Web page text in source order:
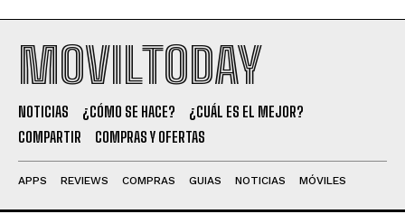
MOVILTODAY
NOTICIAS ¿CÓMO SE HACE?
¿CUÁL ES EL MEJOR?
COMPARTIR
COMPRAS Y OFERTAS
APPS REVIEWS COMPRAS GUIAS NOTICIAS MÓVILES